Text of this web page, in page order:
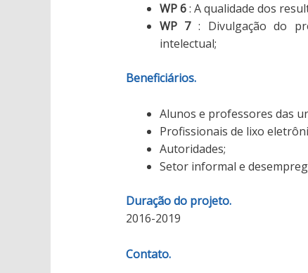
WP 6: A qualidade dos
WP 7 : Divulgação do
intelectual;
Beneficiários.
Alunos e professores das
Profissionais de lixo
Autoridades;
Setor informal e
Duração do projeto.
2016-2019
Contato.